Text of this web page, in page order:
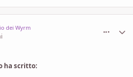
dei Wyrm
ha scritto: